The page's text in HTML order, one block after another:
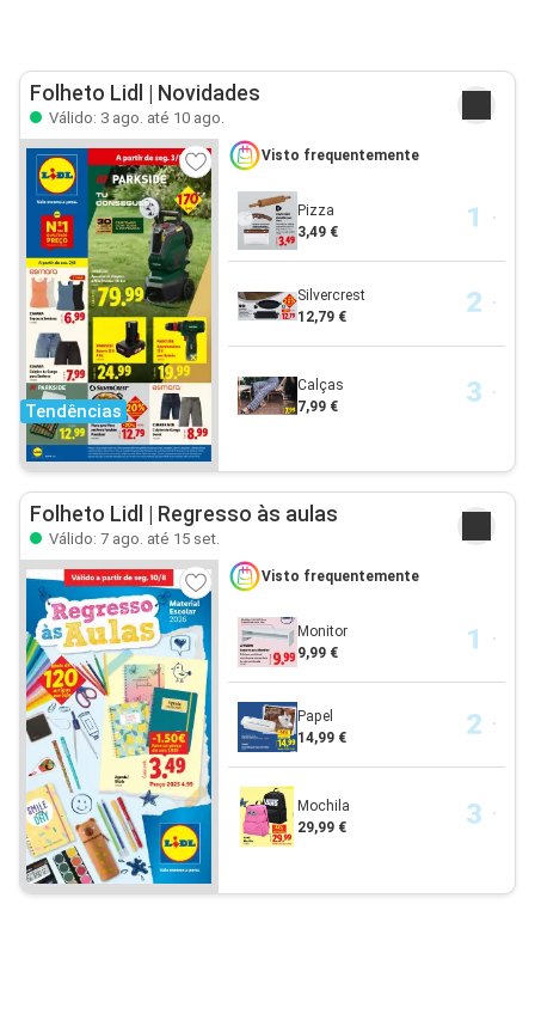
Folheto Lidl | Novidades
Válido: 3 ago. até 10 ago.
Tendências
Visto frequentemente
Pizza
3,49 €
Silvercrest
12,79 €
Calças
7,99 €
Folheto Lidl | Regresso às aulas
Válido: 7 ago. até 15 set.
Visto frequentemente
Monitor
9,99 €
Papel
14,99 €
Mochila
29,99 €